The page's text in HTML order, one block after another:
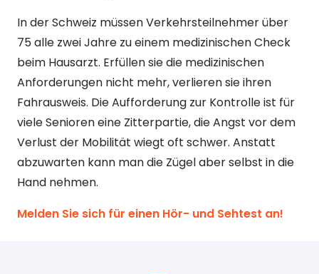
In der Schweiz müssen Verkehrsteilnehmer über
75 alle zwei Jahre zu einem medizinischen Check
beim Hausarzt. Erfüllen sie die medizinischen
Anforderungen nicht mehr, verlieren sie ihren
Fahrausweis. Die Aufforderung zur Kontrolle ist für
viele Senioren eine Zitterpartie, die Angst vor dem
Verlust der Mobilität wiegt oft schwer. Anstatt
abzuwarten kann man die Zügel aber selbst in die
Hand nehmen.
Melden Sie sich für einen Hör- und Sehtest an!